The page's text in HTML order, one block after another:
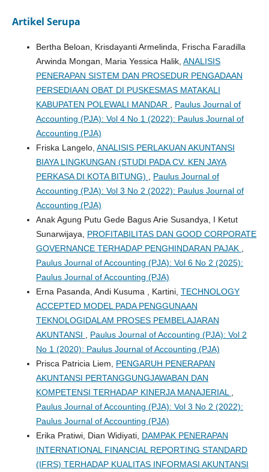
Artikel Serupa
Bertha Beloan, Krisdayanti Armelinda, Frischa Faradilla
Arwinda Mongan, Maria Yessica Halik, ANALISIS
PENERAPAN SISTEM DAN PROSEDUR PENGADAAN
PERSEDIAAN OBAT DI PUSKESMAS MATAKALI
KABUPATEN POLEWALI MANDAR
Paulus Journal of
Accounting (PJA): Vol 4 No 1 (2022): Paulus Journal of
Accounting (PJA)
Friska Langelo, ANALISIS PERLAKUAN AKUNTANSI
BIAYA LINGKUNGAN (STUDI PADA CV. KEN JAYA
PERKASA DI KOTA BITUNG)
Paulus Journal of
Accounting (PJA): Vol 3 No 2 (2022): Paulus Journal of
Accounting (PJA)
Anak Agung Putu Gede Bagus Arie Susandya, I Ketut
Sunarwijaya, PROFITABILITAS DAN GOOD CORPORATE
GOVERNANCE TERHADAP PENGHINDARAN PAJAK
Paulus Journal of Accounting (PJA): Vol 6 No 2 (2025):
Paulus Journal of Accounting (PJA)
Erna Pasanda, Andi Kusuma , Kartini, TECHNOLOGY
ACCEPTED MODEL PADA PENGGUNAAN
TEKNOLOGIDALAM PROSES PEMBELAJARAN
AKUNTANSI
Paulus Journal of Accounting (PJA): Vol 2
No 1 (2020): Paulus Journal of Accounting (PJA)
Prisca Patricia Liem, PENGARUH PENERAPAN
AKUNTANSI PERTANGGUNGJAWABAN DAN
KOMPETENSI TERHADAP KINERJA MANAJERIAL
Paulus Journal of Accounting (PJA): Vol 3 No 2 (2022):
Paulus Journal of Accounting (PJA)
Erika Pratiwi, Dian Widiyati, DAMPAK PENERAPAN
INTERNATIONAL FINANCIAL REPORTING STANDARD
(IFRS) TERHADAP KUALITAS INFORMASI AKUNTANSI